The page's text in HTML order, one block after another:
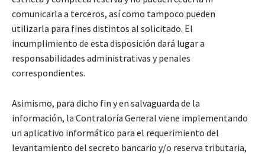
comunicarla a terceros, así como tampoco pueden
utilizarla para fines distintos al solicitado. El
incumplimiento de esta disposición dará lugar a
responsabilidades administrativas y penales
correspondientes.
Asimismo, para dicho fin y en salvaguarda de la
información, la Contraloría General viene implementando
un aplicativo informático para el requerimiento del
levantamiento del secreto bancario y/o reserva tributaria,